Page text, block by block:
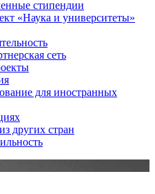
стипендии
«Наука и университеты»
сеть
для иностранных
других стран